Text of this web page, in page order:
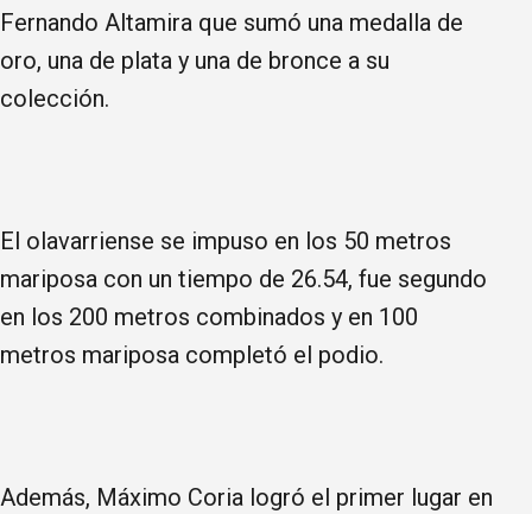
Fernando Altamira que sumó una medalla de
oro, una de plata y una de bronce a su
colección.
El olavarriense se impuso en los 50 metros
mariposa con un tiempo de 26.54, fue segundo
en los 200 metros combinados y en 100
metros mariposa completó el podio.
Además, Máximo Coria logró el primer lugar en